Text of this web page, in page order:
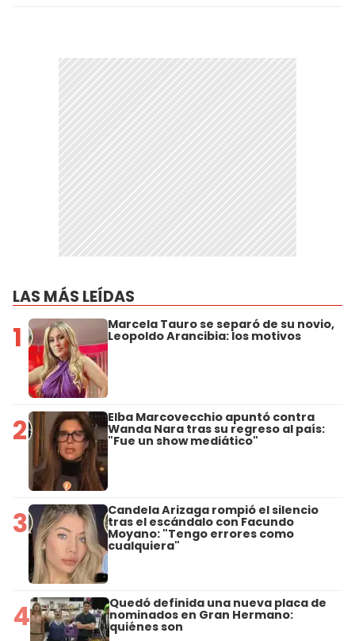
LAS MÁS LEÍDAS
1 Marcela Tauro se separó de su novio,
Leopoldo Arancibia: los motivos
2 Elba Marcovecchio apuntó contra
Wanda Nara tras su regreso al país:
"Fue un show mediático"
3 Candela Arizaga rompió el silencio
tras el escándalo con Facundo
Moyano: "Tengo errores como
cualquiera"
4 Quedó definida una nueva placa de
nominados en Gran Hermano:
quiénes son